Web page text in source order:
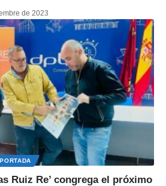
de 2023
PORTADA
Ruiz Re’ congrega el próximo